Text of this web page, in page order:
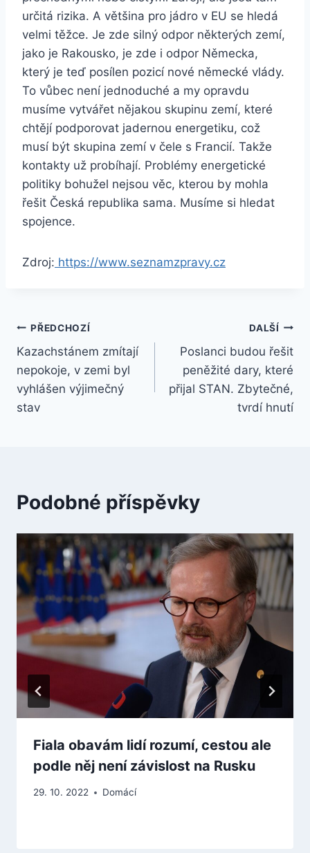
určitá rizika. A většina pro jádro v EU se hledá
velmi těžce. Je zde silný odpor některých zemí,
jako je Rakousko, je zde i odpor Německa,
který je teď posílen pozicí nové německé vlády.
To vůbec není jednoduché a my opravdu
musíme vytvářet nějakou skupinu zemí, které
chtějí podporovat jadernou energetiku, což
musí být skupina zemí v čele s Francií. Takže
kontakty už probíhají. Problémy energetické
politiky bohužel nejsou věc, kterou by mohla
řešit Česká republika sama. Musíme si hledat
spojence.
Zdroj: https://www.seznamzpravy.cz
Navigace
pro
příspěvek
PŘEDCHOZÍ
Kazachstánem zmítají
nepokoje, v zemi byl
vyhlášen výjimečný
stav
DALŠÍ
Poslanci budou řešit
peněžité dary, které
přijal STAN. Zbytečné,
tvrdí hnutí
Podobné příspěvky
Fiala obavám lidí rozumí, cestou ale
podle něj není závislost na Rusku
29. 10. 2022 Domácí